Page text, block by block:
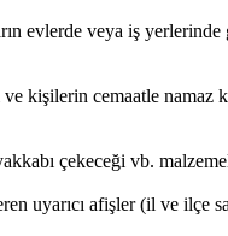
evlerde veya iş
kişilerin cemaatle namaz
çekeceği vb.
uyarıcı afişler (il ve